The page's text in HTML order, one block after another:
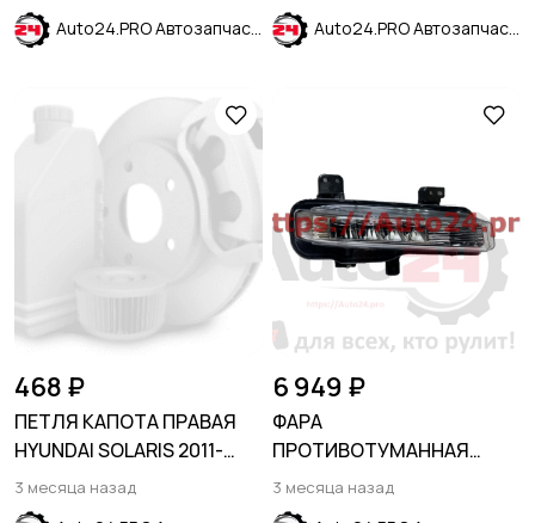
Auto24.PRO Автозапчасти Auto24.PRO Автозапчасти
468 ₽
ПЕТЛЯ КАПОТА ПРАВАЯ
HYUNDAI SOLARIS 2011-
2017
3 месяца назад
6 949 ₽
ФАРА
ПРОТИВОТУМАННАЯ
ПРАВАЯ FORD EXPLORER
2020-
3 месяца назад